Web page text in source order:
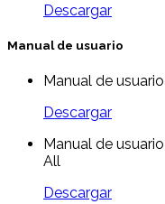
Descargar
Manual de usuario
Manual de
Descargar
Manual de
All
Descargar